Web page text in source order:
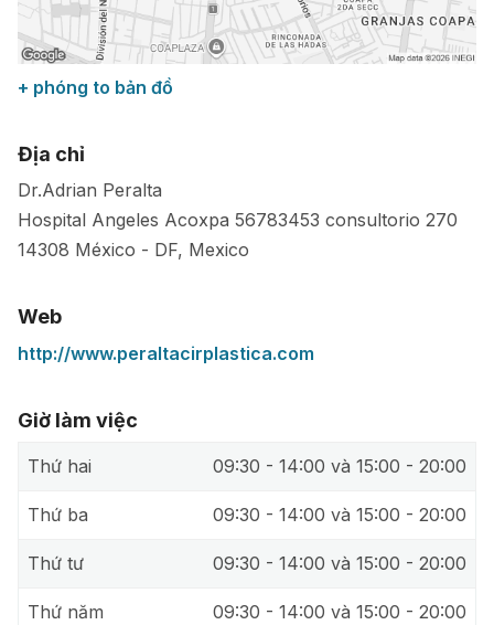
+ phóng to bản đồ
Địa chỉ
Dr.Adrian Peralta
Hospital Angeles Acoxpa 56783453 consultorio 270
14308 México - DF, Mexico
Web
http://www.peraltacirplastica.com
Giờ làm việc
Thứ hai 09:30 - 14:00 và 15:00 - 20:00
Thứ ba 09:30 - 14:00 và 15:00 - 20:00
Thứ tư 09:30 - 14:00 và 15:00 - 20:00
Thứ năm 09:30 - 14:00 và 15:00 - 20:00